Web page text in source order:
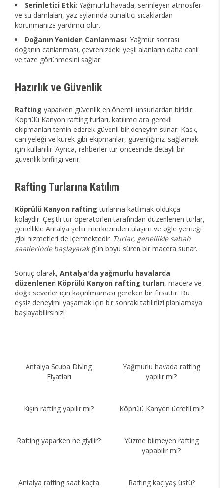
Serinletici Etki: Yağmurlu havada, serinleyen atmosfer
ve su damlaları, yaz aylarında bunaltıcı sıcaklardan
korunmanıza yardımcı olur.
Doğanın Yeniden Canlanması: Yağmur sonrası
doğanın canlanması, çevrenizdeki yeşil alanların daha canlı
ve taze görünmesini sağlar.
Hazırlık ve Güvenlik
Rafting yaparken güvenlik en önemli unsurlardan biridir.
Köprülü Kanyon rafting turları, katılımcılara gerekli
ekipmanları temin ederek güvenli bir deneyim sunar. Kask,
can yeleği ve kürek gibi ekipmanlar, güvenliğinizi sağlamak
için kullanılır. Ayrıca, rehberler tur öncesinde detaylı bir
güvenlik brifingi verir.
Rafting Turlarına Katılım
Köprülü Kanyon rafting turlarına katılmak oldukça
kolaydır. Çeşitli tur operatörleri tarafından düzenlenen turlar,
genellikle Antalya şehir merkezinden ulaşım ve öğle yemeği
gibi hizmetleri de içermektedir. Turlar, genellikle sabah
saatlerinde başlayarakgün boyu süren bir macera sunar.
Sonuç olarak, Antalya'da yağmurlu havalarda
düzenlenen Köprülü Kanyon rafting turları, macera ve
doğa severler için kaçırılmaması gereken bir fırsattır. Bu
eşsiz deneyimi yaşamak için bir sonraki tatilinizi planlamaya
başlayabilirsiniz!
Antalya Scuba Diving
Fiyatları
Yağmurlu havada rafting
yapılır mı?
Kışın rafting yapılır mı? Köprülü Kanyon ücretli mi?
Rafting yaparken ne giyilir?
Yüzme bilmeyen rafting
yapabilir mi?
Antalya rafting saat kaçta
Rafting kaç yaş üstü?